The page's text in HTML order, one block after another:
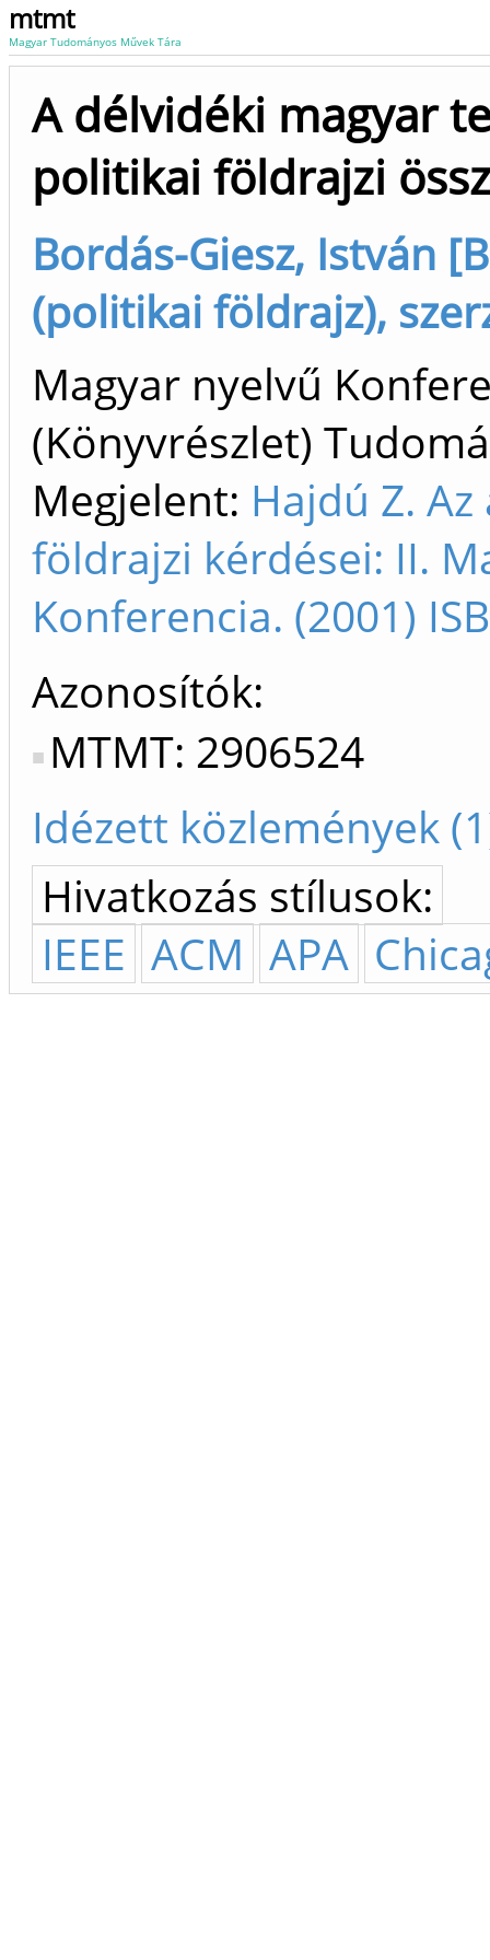
mtmt
Magyar Tudományos Művek Tára
A délvidéki magyar
politikai földrajzi
Bordás-Giesz, István
(politikai földrajz),
Magyar nyelvű
(Könyvrészlet)
Megjelent: Hajdú Z.
földrajzi kérdései: II.
Konferencia. (2001)
Azonosítók
MTMT: 2906524
Idézett közlemények
Hivatkozás stílusok:
IEEE ACM APA